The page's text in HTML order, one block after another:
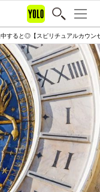
すると◎【スピリチュアルカウン